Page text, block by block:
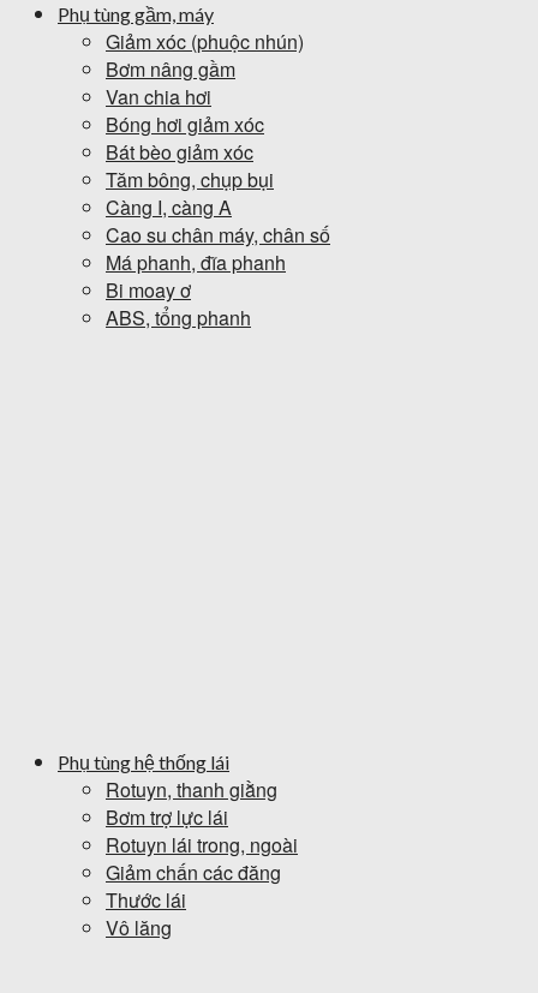
Phụ tùng gầm, máy
Giảm xóc (phuộc nhún)
Bơm nâng gầm
Van chia hơi
Bóng hơi giảm xóc
Bát bèo giảm xóc
Tăm bông, chụp bụi
Càng I, càng A
Cao su chân máy, chân số
Má phanh, đĩa phanh
Bi moay ơ
ABS, tổng phanh
Phụ tùng hệ thống lái
Rotuyn, thanh giằng
Bơm trợ lực lái
Rotuyn lái trong, ngoài
Giảm chấn các đăng
Thước lái
Vô lăng